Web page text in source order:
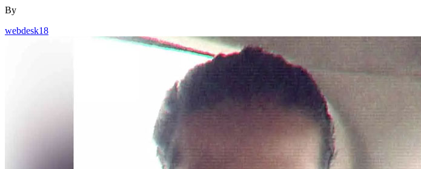
By
webdesk18